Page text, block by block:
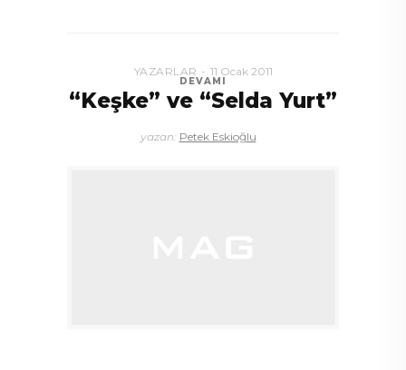
DEVAMI
YAZARLAR 11 Ocak 2011
“Keşke” ve “Selda Yurt”
yazan: Petek Eskioğlu